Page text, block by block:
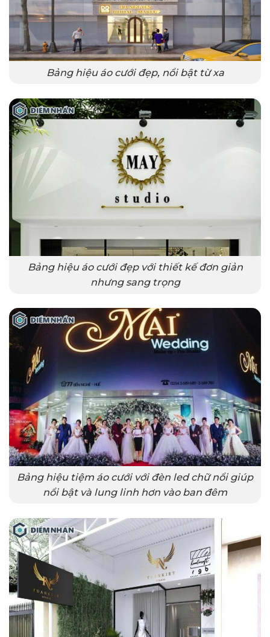
Bảng hiệu áo cưới đẹp, nổi bật từ xa
Bảng hiệu áo cưới đẹp với thiết kế đơn giản
nhưng sang trọng
Bảng hiệu tiệm áo cưới với đèn led chữ nổi giúp
nổi bật và lung linh hơn vào ban đêm